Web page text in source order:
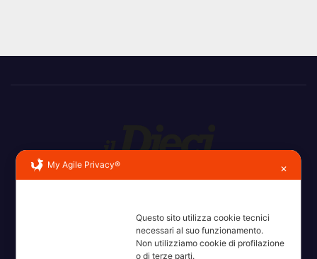
Erba, Brianza, Lario: raccontate con la serietà di chi non
My Agile Privacy® ✕
Questo sito utilizza cookie tecnici
necessari al suo funzionamento.
Non utilizziamo cookie di profilazione
o di terze parti.